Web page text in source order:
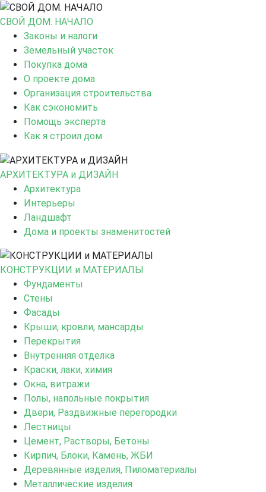
СВОЙ ДОМ. НАЧАЛО
Законы и налоги
Земельный участок
Покупка дома
О проекте дома
Организация строительства
Как сэкономить
Помощь эксперта
Как я строил дом
АРХИТЕКТУРА и ДИЗАЙН
Архитектура
Интерьеры
Ландшафт
Дома и проекты знаменитостей
КОНСТРУКЦИИ и МАТЕРИАЛЫ
Фундаменты
Стены
Фасады
Крыши, кровли, мансарды
Перекрытия
Внутренняя отделка
Краски, лаки, химия
Окна, витражи
Полы, напольные покрытия
Двери, Раздвижные перегородки
Лестницы
Цемент, Растворы, Бетоны
Кирпич, Блоки, Камень, ЖБИ
Деревянные изделия, Пиломатериалы
Металлические изделия